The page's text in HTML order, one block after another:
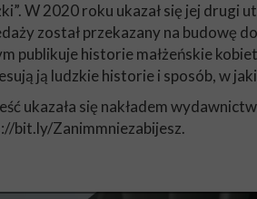
W 2020 roku ukazał się jej drugi
został przekazany na budowę
publikuje historie małżeńskie
ją ludzkie historie i sposób, w
ukazała się nakładem
bit.ly/Zanimmniezabijesz.